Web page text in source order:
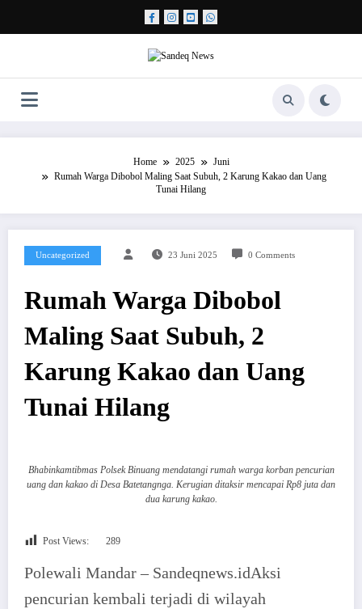
content
Home 2025
Juni
Rumah Warga Dibobol Maling Saat Subuh, 2 Karung Kakao dan Uang
Tunai Hilang
Uncategorized 23 Juni 2025 0 Comments
Rumah Warga Dibobol
Maling Saat Subuh, 2
Karung Kakao dan Uang
Tunai Hilang
Bhabinkamtibmas Polsek Binuang mendatangi rumah warga korban pencurian
uang dan kakao di Desa Batetangnga. Kerugian ditaksir mencapai Rp8 juta dan
dua karung kakao.
Post Views: 289
Polewali Mandar – Sandeqnews.idAksi
pencurian kembali terjadi di wilayah